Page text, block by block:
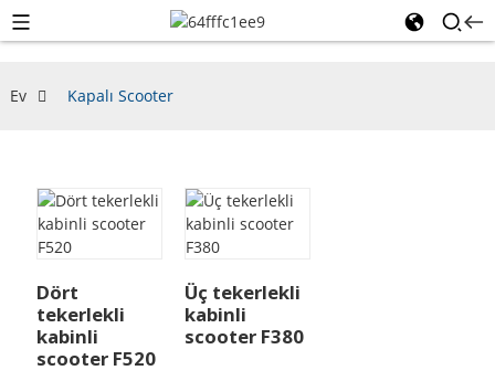
Ev Kapalı Scooter
Dört
tekerlekli
kabinli
scooter F520
Üç tekerlekli
kabinli
scooter F380